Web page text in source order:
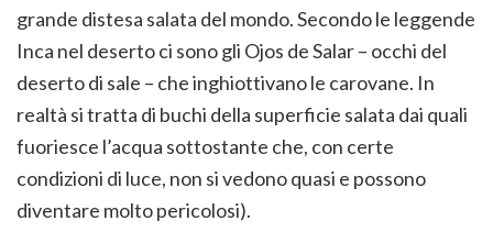
grande distesa salata del mondo. Secondo le leggende
Inca nel deserto ci sono gli Ojos de Salar – occhi del
deserto di sale – che inghiottivano le carovane. In
realtà si tratta di buchi della superficie salata dai quali
fuoriesce l’acqua sottostante che, con certe
condizioni di luce, non si vedono quasi e possono
diventare molto pericolosi).